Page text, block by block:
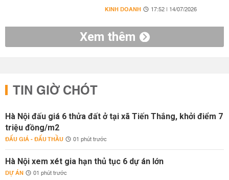
KINH DOANH 17:52 | 14/07/2026
Xem thêm
TIN GIỜ CHÓT
Hà Nội đấu giá 6 thửa đất ở tại xã Tiến Thắng, khởi điểm 7
triệu đồng/m2
ĐẤU GIÁ - ĐẤU THẦU 01 phút trước
Hà Nội xem xét gia hạn thủ tục 6 dự án lớn
DỰ ÁN 01 phút trước